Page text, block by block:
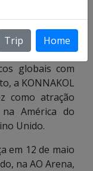
produtor e
globais com
a KONNAKOL
como atração
América do
Unido.
em 12 de maio
na AO Arena,
Trip Home